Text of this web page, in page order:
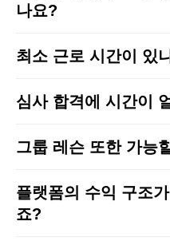
나요?
최소 근로 시간이 있
심사 합격에 시간이
그룹 레슨 또한 가능
플랫폼의 수익 구조
죠?